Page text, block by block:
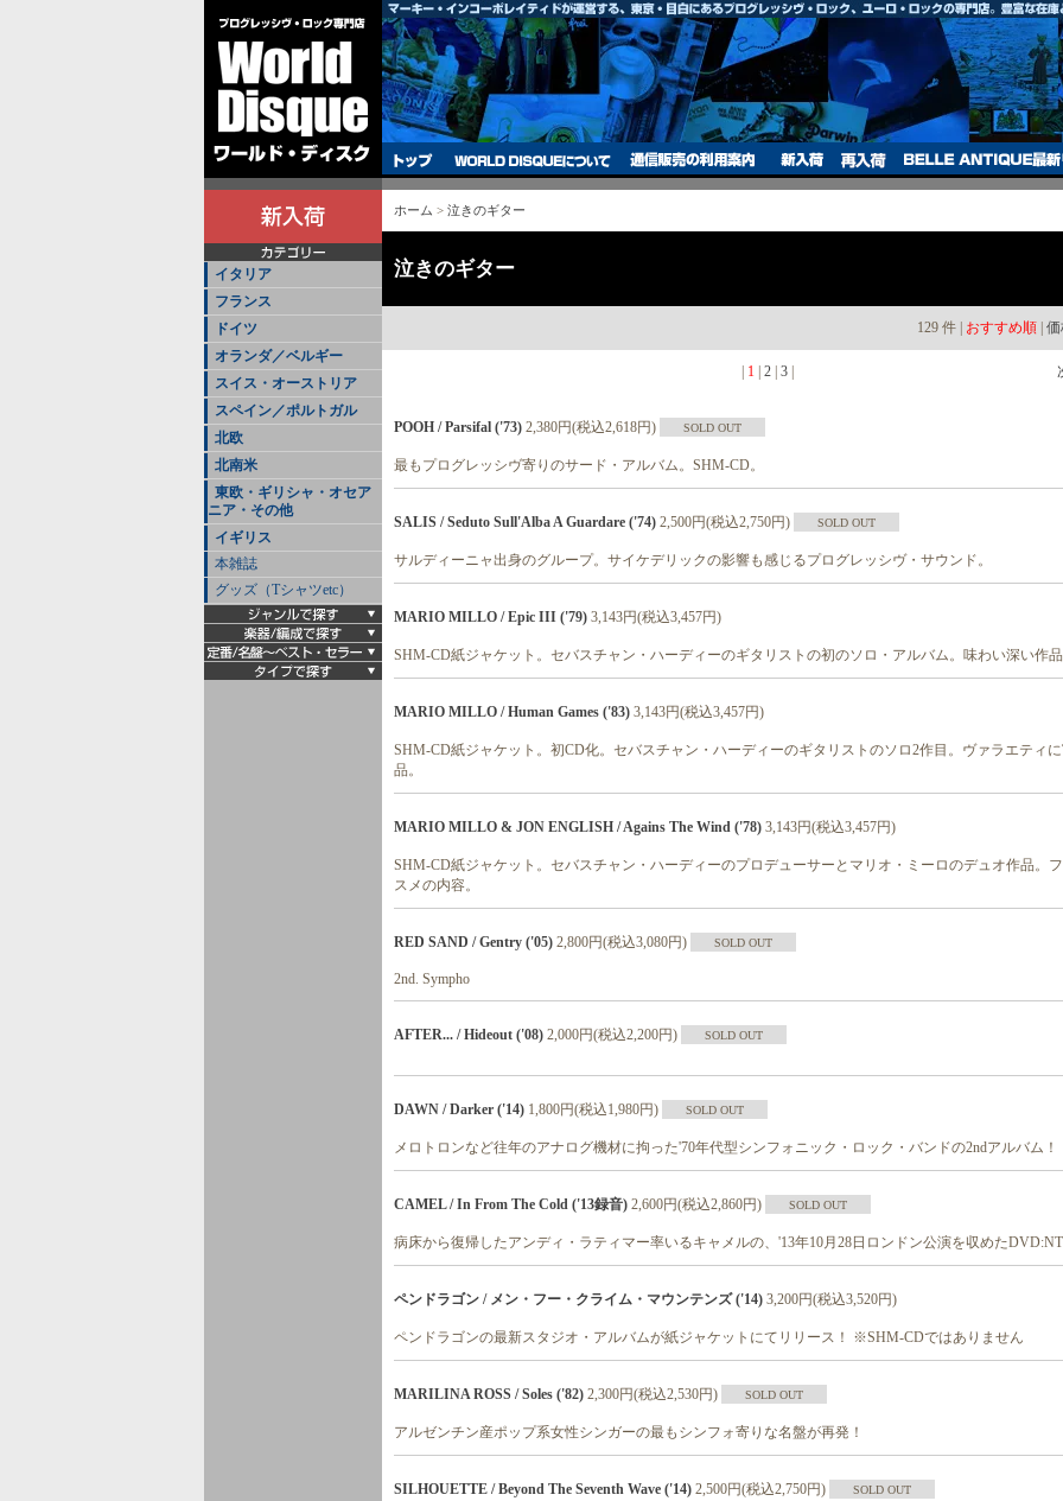
イタリア
フランス
ドイツ
オランダ／ベルギー
スイス・オーストリア
スペイン／ポルトガル
北欧
北南米
東欧・ギリシャ・オセア
ニア・その他
イギリス
本雑誌
グッズ（Tシャツetc）
ホーム > 泣きのギター
泣きのギター
129 件 | おすすめ順
1 2 3
POOH / Parsifal ('73) 2,380円(税込2,618円) SOLD OUT
最もプログレッシヴ寄りのサード・アルバム。SHM-CD。
SALIS / Seduto Sull'Alba A Guardare ('74) 2,500円(税込2,750円) SOLD OUT
サルディーニャ出身のグループ。サイケデリックの影響も感じるプログレッシヴ・サウンド。
MARIO MILLO / Epic III ('79) 3,143円(税込3,457円)
SHM-CD紙ジャケット。セバスチャン・ハーディーのギタリストの初のソロ・アルバム。味わい深い作
MARIO MILLO / Human Games ('83) 3,143円(税込3,457円)
SHM-CD紙ジャケット。初CD化。セバスチャン・ハーディーのギタリストのソロ2作目。ヴァラエティ
品。
MARIO MILLO & JON ENGLISH / Agains The Wind ('78) 3,143円(税込3,457円)
SHM-CD紙ジャケット。セバスチャン・ハーディーのプロデューサーとマリオ・ミーロのデュオ作品。
スメの内容。
RED SAND / Gentry ('05) 2,800円(税込3,080円) SOLD OUT
2nd. Sympho
AFTER... / Hideout ('08) 2,000円(税込2,200円) SOLD OUT
DAWN / Darker ('14) 1,800円(税込1,980円) SOLD OUT
メロトロンなど往年のアナログ機材に拘った'70年代型シンフォニック・ロック・バンドの2ndアルバム！
CAMEL / In From The Cold ('13録音) 2,600円(税込2,860円) SOLD OUT
病床から復帰したアンディ・ラティマー率いるキャメルの、'13年10月28日ロンドン公演を収めた
ペンドラゴン / メン・フー・クライム・マウンテンズ ('14) 3,200円(税込3,520円)
ペンドラゴンの最新スタジオ・アルバムが紙ジャケットにてリリース！ ※SHM-CDではありません
MARILINA ROSS / Soles ('82) 2,300円(税込2,530円) SOLD OUT
アルゼンチン産ポップ系女性シンガーの最もシンフォ寄りな名盤が再発！
SILHOUETTE / Beyond The Seventh Wave ('14) 2,500円(税込2,750円) SOLD OUT